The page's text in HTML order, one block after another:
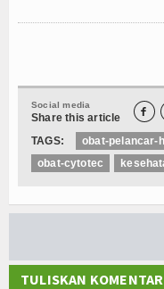
Social media
Share this article 
TAGS: obat-pelancar-
obat-cytotec
TULISKAN